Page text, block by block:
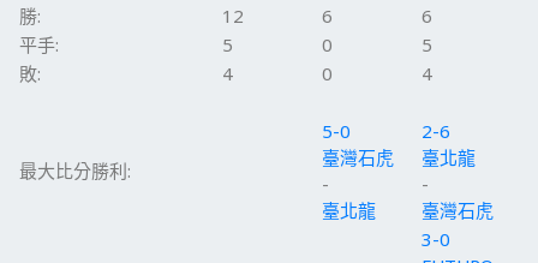
勝:
12 6
6
平手:
5 0
5
敗:
4 0 4
最大比分勝利:
5-0
臺灣石虎
-
臺北龍
2-6
臺北龍
-
臺灣石虎
3-0